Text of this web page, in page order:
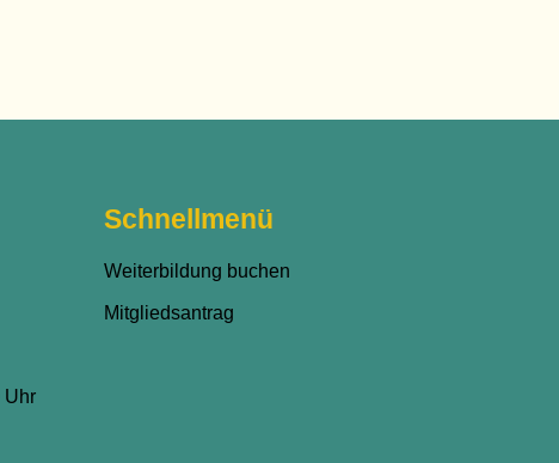
Uhr
Schnellmenü
Weiterbildung buchen
Mitgliedsantrag